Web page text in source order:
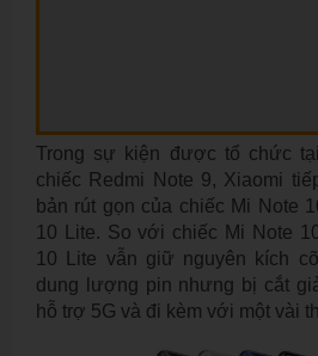
Trong sự kiện được tổ chức
chiếc Redmi Note 9, Xiaomi
bản rút gọn của chiếc Mi Note
10 Lite. So với chiếc Mi Note
10 Lite vẫn giữ nguyên kích
dung lượng pin nhưng bị cắt
hỗ trợ 5G và đi kèm với một vài